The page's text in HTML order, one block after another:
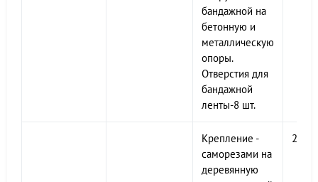
бандажной на
бетонную и
металлическую
опоры.
Отверстия для
бандажной
ленты-8 шт.
Крепление -
саморезами на
деревянную